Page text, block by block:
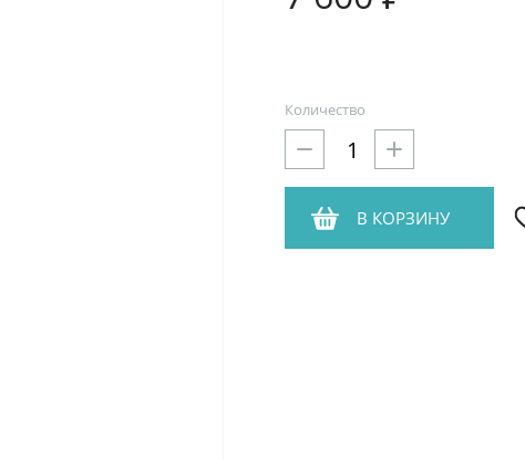
Количество
В КОРЗИНУ